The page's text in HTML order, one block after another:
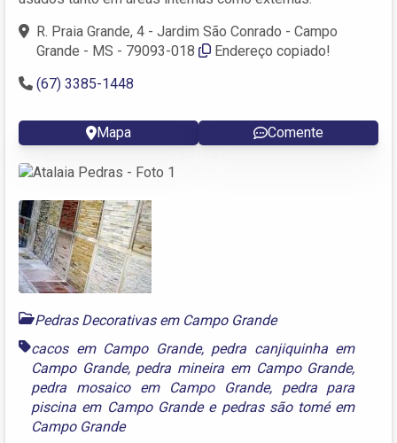
R. Praia Grande, 4 - Jardim São Conrado - Campo
Grande - MS - 79093-018
Endereço copiado!
(67) 3385-1448
Mapa Comente
Pedras Decorativas em Campo Grande
cacos em Campo Grande, pedra canjiquinha em
Campo Grande, pedra mineira em Campo Grande,
pedra mosaico em Campo Grande, pedra para
piscina em Campo Grandee pedras são tomé em
Campo Grande